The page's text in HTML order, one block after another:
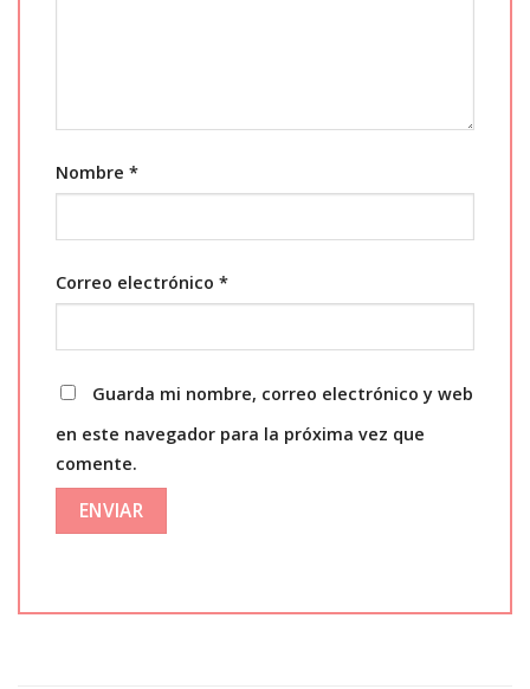
Nombre *
Correo electrónico *
Guarda mi nombre, correo electrónico y web
en este navegador para la próxima vez que
comente.